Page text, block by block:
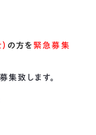
の方を 緊急募集
集致します。